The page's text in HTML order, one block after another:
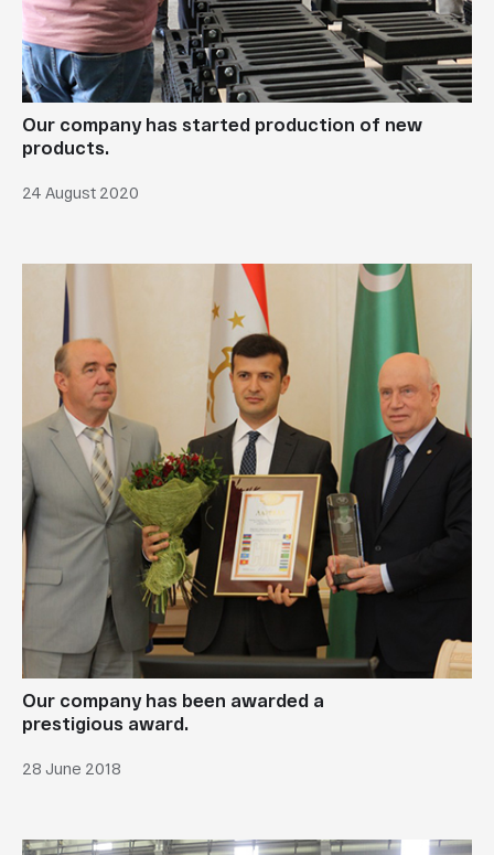
Our company has started production of new
products.
24 August 2020
Our company has been awarded a
prestigious award.
28 June 2018